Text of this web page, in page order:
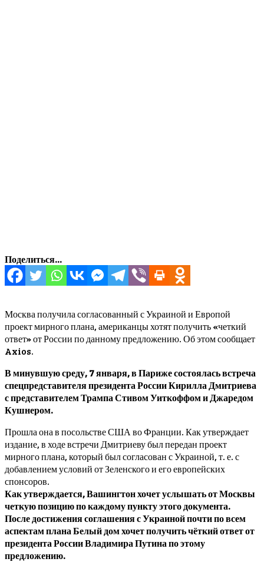
Поделиться...
Москва получила согласованный с Украиной и Европой
проект мирного плана, американцы хотят получить «четкий
ответ» от России по данному предложению. Об этом сообщает
Axios.
В минувшую среду, 7 января, в Париже состоялась встреча
спецпредставителя президента России Кирилла Дмитриева
с представителем Трампа Стивом Уиткоффом и Джаредом
Кушнером.
Прошла она в посольстве США во Франции. Как утверждает
издание, в ходе встречи Дмитриеву был передан проект
мирного плана, который был согласован с Украиной, т. е. с
добавлением условий от Зеленского и его европейских
спонсоров.
Как утверждается, Вашингтон хочет услышать от Москвы
четкую позицию по каждому пункту этого документа.
После достижения соглашения с Украиной почти по всем
аспектам плана Белый дом хочет получить чёткий ответ от
президента России Владимира Путина по этому
предложению.